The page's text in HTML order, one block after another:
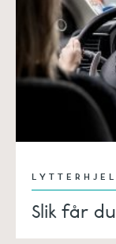
Slik får